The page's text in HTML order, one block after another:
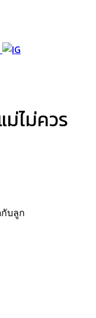
ไม่ควร
บลูก